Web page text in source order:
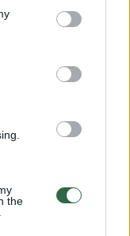
the
00:00:57
kils iki
sužalojo